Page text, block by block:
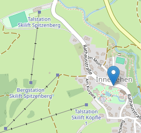
v40 Preisträgern gehören
Persönlichkeiten wie u.a.
(1950), Otto Dix (1967),
Fritz Klemm (1987), K.R.H.
Dieter Krieg (1993),
Micha Ullman (2005).
Preisverleihung wird eine
Werken des neu
eröffnet. Die Verleihung ist
das jährlich am zweiten
Wochenende